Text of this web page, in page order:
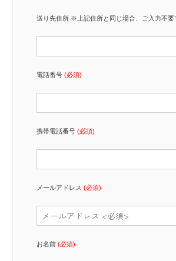
送り先住所 ※上記住所と同じ場合、ご入力不要
電話番号 (必須)
携帯電話番号 (必須)
メールアドレス (必須)
お名前 (必須)